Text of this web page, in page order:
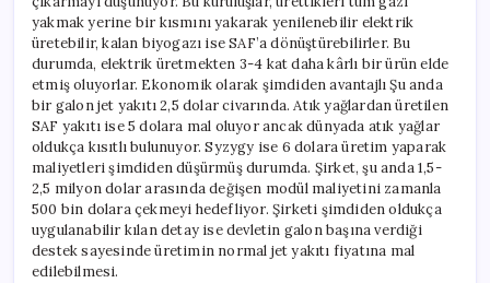
yakmak yerine bir kısmını yakarak yenilenebilir elektrik
üretebilir, kalan biyogazı ise SAF’a dönüştürebilirler. Bu
durumda, elektrik üretmekten 3-4 kat daha kârlı bir ürün elde
etmiş oluyorlar. Ekonomik olarak şimdiden avantajlı Şu anda
bir galon jet yakıtı 2,5 dolar civarında. Atık yağlardan üretilen
SAF yakıtı ise 5 dolara mal oluyor ancak dünyada atık yağlar
oldukça kısıtlı bulunuyor. Syzygy ise 6 dolara üretim yaparak
maliyetleri şimdiden düşürmüş durumda. Şirket, şu anda 1,5-
2,5 milyon dolar arasında değişen modül maliyetini zamanla
500 bin dolara çekmeyi hedefliyor. Şirketi şimdiden oldukça
uygulanabilir kılan detay ise devletin galon başına verdiği
destek sayesinde üretimin normal jet yakıtı fiyatına mal
edilebilmesi.